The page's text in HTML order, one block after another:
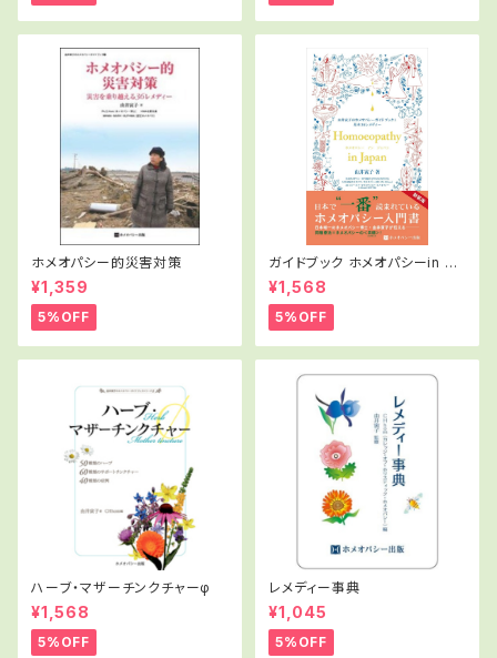
ホメオパシー的災害対策
¥1,359
5%OFF
ガイドブック ホメオパシーin Ja
pan.
¥1,568
5%OFF
ハーブ・マザーチンクチャーφ
¥1,568
5%OFF
レメディー事典
¥1,045
5%OFF